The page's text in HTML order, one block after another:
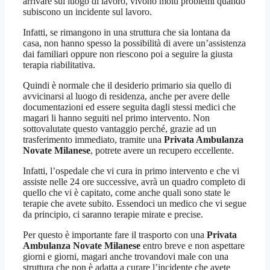
subiscono un incidente sul lavoro.
Infatti, se rimangono in una struttura che sia lontana da
casa, non hanno spesso la possibilità di avere un’assistenza
dai familiari oppure non riescono poi a seguire la giusta
terapia riabilitativa.
Quindi è normale che il desiderio primario sia quello di
avvicinarsi al luogo di residenza, anche per avere delle
documentazioni ed essere seguita dagli stessi medici che
magari li hanno seguiti nel primo intervento. Non
sottovalutate questo vantaggio perché, grazie ad un
trasferimento immediato, tramite una Privata Ambulanza
Novate Milanese, potrete avere un recupero eccellente.
Infatti, l’ospedale che vi cura in primo intervento e che vi
assiste nelle 24 ore successive, avrà un quadro completo di
quello che vi è capitato, come anche quali sono state le
terapie che avete subito. Essendoci un medico che vi segue
da principio, ci saranno terapie mirate e precise.
Per questo è importante fare il trasporto con una Privata
Ambulanza Novate Milanese entro breve e non aspettare
giorni e giorni, magari anche trovandovi male con una
struttura che non è adatta a curare l’incidente che avete